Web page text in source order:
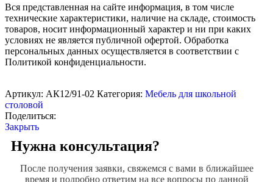
Вся представленная на сайте информация, в том числе
технические характеристики, наличие на складе, стоимость
товаров, носит информационный характер и ни при каких
условиях не является публичной офертой. Обработка
персональных данных осуществляется в соответствии с
Политикой конфиденциальности.
Артикул: АК12/91-02 Категория: Мебель для школьной
столовой
Поделиться:
Закрыть
Нужна консультация?
После получения заявки, свяжемся с вами в ближайшее
время и подробно ответим на все вопросы по данной